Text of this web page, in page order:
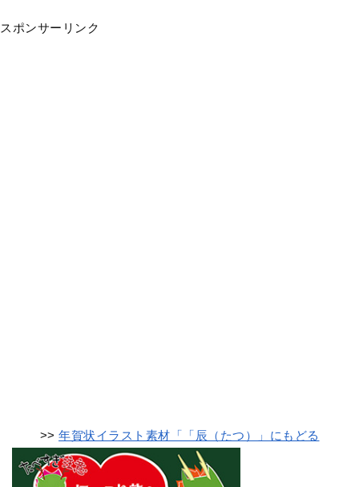
スポンサーリンク
>> 年賀状イラスト素材「「辰（たつ）」にもどる